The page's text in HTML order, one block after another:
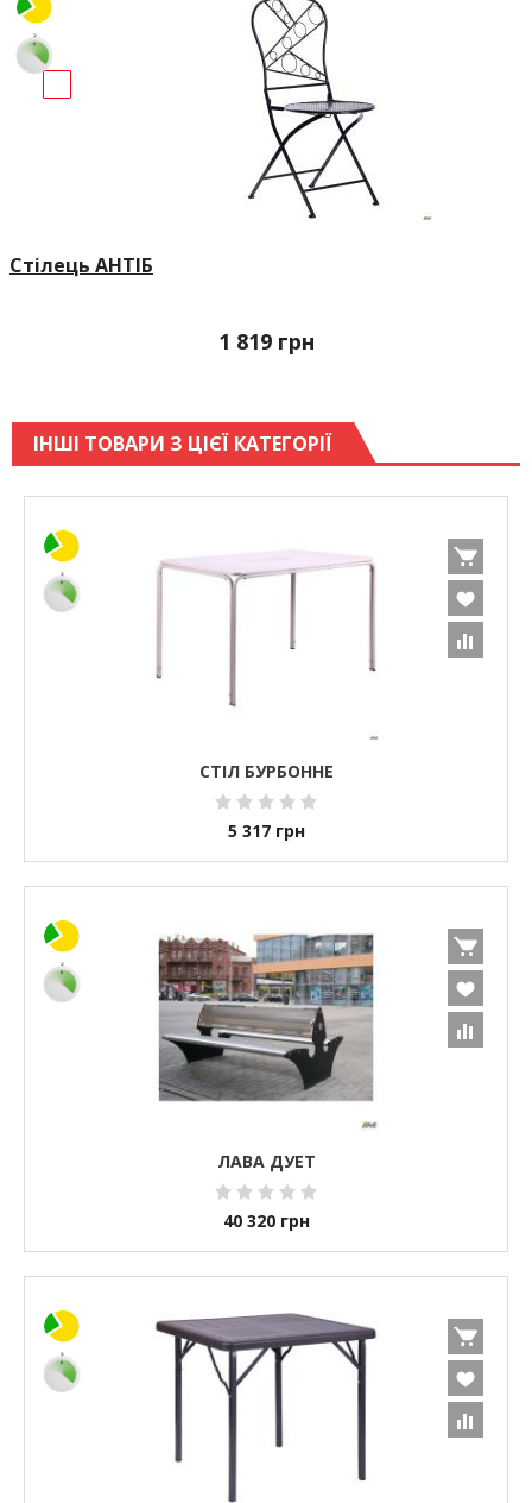
Стілець АНТІБ
1 819 грн
ІНШІ ТОВАРИ З ЦІЄЇ КАТЕГОРІЇ
СТІЛ БУРБОННЕ
5 317 грн
ЛАВА ДУЕТ
40 320 грн